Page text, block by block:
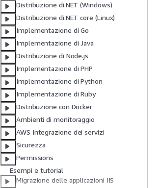
Distribuzione di.NET (Windows)
Distribuzione di.NET core (Linux)
Implementazione di Go
Implementazione di Java
Distribuzione di Node.js
Implementazione di PHP
Implementazione di Python
Implementazione di Ruby
Distribuzione con Docker
Ambienti di monitoraggio
AWS Integrazione dei servizi
Sicurezza
Permissions
Esempi e tutorial
Migrazione delle applicazioni IIS